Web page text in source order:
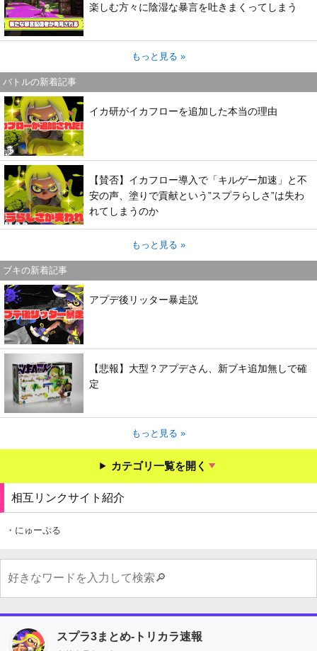
楽しむ方々に陰湿な暴言を吐きまくってしまう
もっと見る »
バトルの新着記事
イカ研がイカフローを追加した本当の理由
【賛否】イカフロー導入で「キルゲー加速」と不
安の声、塗りで貢献という”スプラらしさ”は失わ
れてしまうのか
もっと見る »
ブキの新着記事
アプデ後リッター暴走説
【悲報】大型？アプデさん、新ブキ追加無しで確
定
もっと見る »
カテゴリ一覧を開く
相互リンクサイト紹介
・にゅーぷる
スプラ3まとめ-トリカラ速報